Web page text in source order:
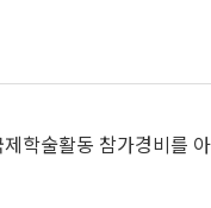
학술활동 참가경비를